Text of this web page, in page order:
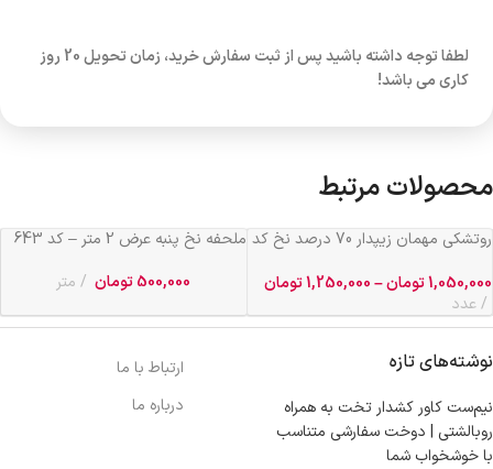
لطفا توجه داشته باشید پس از ثبت سفارش خرید، زمان تحویل 20 روز
کاری می باشد!
محصولات مرتبط
روتشکی مهمان زیپدار 70 درصد نخ کد
1,050,000تومان–
1,250,000تومان
عدد
ملحفه نخ پنبه عرض 2 متر – کد 643
500,000تومان متر
نوشته‌های تازه
نیم‌ست کاور کشدار تخت به همراه
روبالشتی | دوخت سفارشی متناسب
با خوشخواب شما
ارتباط با ما
درباره ما